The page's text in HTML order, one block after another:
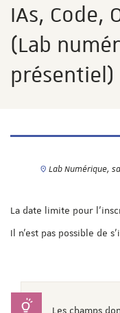
IAs, Code,
(Lab
présentiel)
Lab Numérique,
La date limite pour
Il n'est pas possible de
Les champs